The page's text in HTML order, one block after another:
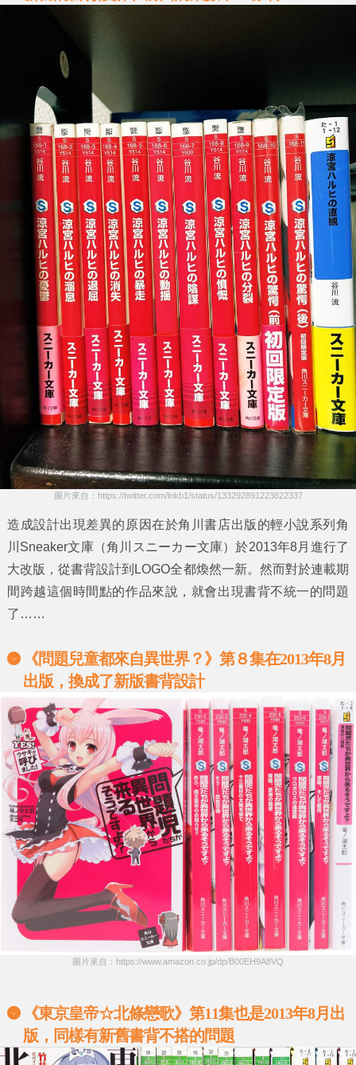
圖片來自：https://twitter.com/lnkb1/status/133292891223822337
造成設計出現差異的原因在於角川書店出版的輕小說系列角
川Sneaker文庫（角川スニーカー文庫）於2013年8月 進行了
大改版，從書背設計到 LOGO全都煥然一新。然而對於連載期
間跨越這個時間點的作品來說，就會出現書背不統一的問題
了……
《問題兒童都來自異世界？》第８集在2013年8月
出版，換成了新版書背設計
圖片來自：https://www.amazon.co.jp/dp/B00EH9A8VQ
《東京皇帝☆北條戀歌》第11集也是2013年8月出
版，同樣有新舊書背不搭的問題